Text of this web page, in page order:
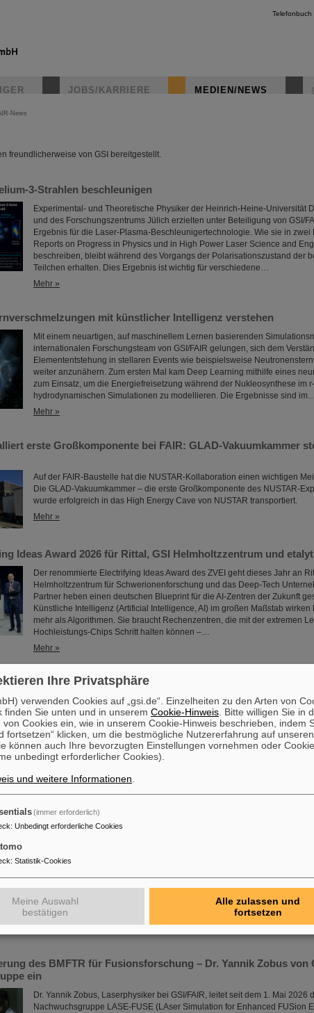
Telefonbuch
JOBS/KARRIERE MEDIEN/NEWS
News
freundlicherweise von GSI bereitgestellt.
3-Strahlen beschleunigen
Experimental- und Theoretische Physiker der Heinrich-Heine-Universität
und des Forschungszentrums Jülich erzielten unter Beteiligung von GSI/
Ergebnis für die Laser-Plasma-Beschleunigertechnologie. Wie sie in zwei
Reports on Progress in Physics und in High Power Laser Science and
beschreiben, bleibt während des Vorgangs der Polarisationszustand der
Teilchen erhalten. Dies Ergebnis ist wichtig für verschiedene…
Mehr »
mit künstlicher Intelligenz verstehen
Mit einem neuartigen, auf maschinellem Lernen basierenden
internationalen Forschungsteam von GSI/FAIR gelungen, sich dem
Elemententstehung in stellaren Events wie beispielsweise
weiter anzunähern. Zum ersten Mal kam Deep Learning mithilfe eines
zum Einsatz, um die Energiefreisetzung während der Nukleosynthese im
hydrodynamischen Simulationen zu modellieren. Die Ergebnisse sind
Mehr »
erste Großkomponente bei FAIR: GLAD-Vakuumkammer
Auf der FAIR-Baustelle hat die NUSTAR-Kollaboration einen wichtigen
Die GLAD-Vakuumkammer – die erste Großkomponente des NUSTAR-
wurde erfolgreich in das High Energy Cave von NUSTAR transportiert.
Mehr »
Ideas Award 2026 für Rittal, GSI Helmholtzzentrum und
Der renommierte Electrifying Ideas Award des ZVEI geht dieses Jahr an
Helmholtzzentrum für Schwerionenforschung und das Deep-Tech
Partner heben einen deutschen Blueprint für die AI-Zentren der Zukunft
Künstliche Intelligenz (Artificial Intelligence, AI) im großen Maßstab wirken
mehr als Algorithmen. Sie braucht Rechenzentren, die mit der extremen
Hochleistungs-Chips Schritt halten können –…
Mehr »
ZVEI Electrifying Ideas Award 2026 – Kühltechnik als
Der ZVEI hat einen deutschen Blueprint für die AI-Zentren der Zukunft als
nominiert: Damit Künstliche Intelligenz (Artificial Intelligence, AI) im großen
kann, braucht sie mehr als Algorithmen. Sie braucht Rechenzentren, die
Leistungsdichte der Hochleistungs-Chips Schritt halten können –
Europa. Rittal, das GSI Helmholtzzentrum für Schwerionenforschung und
erhält Ehrendoktorwürde der Technischen Universität
Professor Paolo Giubellino, ehemaliger Wissenschaftlicher
ist von der Technischen Universität Warschau mit der Ehrendoktorwürde
worden. Sie wurde am 6. Mai 2026 im Rahmen einer feierlichen Sitzung
Technischen Universität Warschau verliehen. Die Universität würdigt
herausragende Beiträge zur Kern- und Teilchenphysik sowie seine
erfolgreiche Zusammenarbeit mit der Technischen Universität Warschau. ...
des BMFTR für Fusionsforschung – Dr. Yannik Zobus von
ein
Dr. Yannik Zobus, Laserphysiker bei GSI/FAIR, leitet seit dem 1. Mai 2026
Nachwuchsgruppe LASE-FUSE (LAser Simulation for Enhanced FUSion
Ihre Privatsphäre
verwenden Cookies auf „gsi.de“. Einzelheiten zu den Arten von
finden Sie unten und in unserem Cookie-Hinweis . Bitte willigen Sie in
von Cookies ein, wie in unserem Cookie-Hinweis beschrieben, indem
fortsetzen“ klicken, um die bestmögliche Nutzererfahrung auf
können auch Ihre bevorzugten Einstellungen vornehmen oder
unbedingt erforderlicher Cookies).
und weitere Informationen
(immer erforderlich)
: Unbedingt erforderliche Cookies
: Statistik-Cookies
Meine Auswahl
bestätigen
Alle zulassen und
fortsetzen